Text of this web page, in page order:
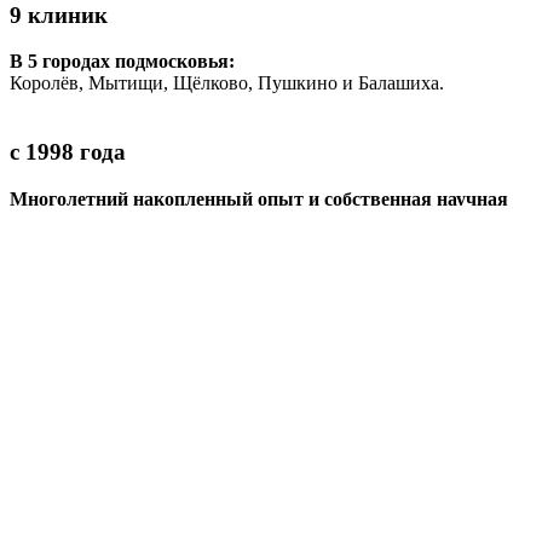
9 клиник
В 5 городах подмосковья:
Королёв, Мытищи, Щёлково, Пушкино и Балашиха.
с 1998 года
Многолетний накопленный опыт и собственная научная